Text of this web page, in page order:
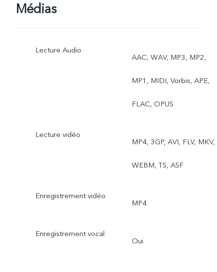
Médias
Lecture Audio
AAC, WAV, MP3, MP2,
MP1, MIDI, Vorbis, APE,
FLAC, OPUS
Lecture vidéo
MP4, 3GP, AVI, FLV, MKV,
WEBM, TS, ASF
Enregistrement vidéo
MP4
Enregistrement vocal
Oui